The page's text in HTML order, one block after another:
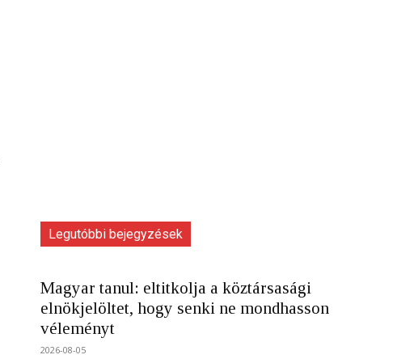
Legutóbbi bejegyzések
Magyar tanul: eltitkolja a köztársasági
elnökjelöltet, hogy senki ne mondhasson
véleményt
2026-08-05